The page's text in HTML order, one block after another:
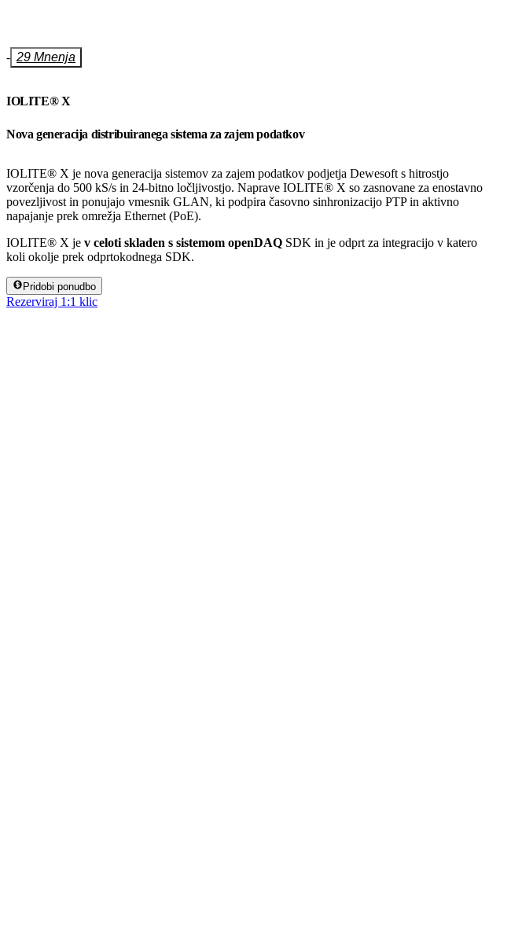
- 29 Mnenja
IOLITE® X
Nova generacija distribuiranega sistema za zajem podatkov
IOLITE® X je nova generacija sistemov za zajem podatkov podjetja Dewesoft s hitrostjo
vzorčenja do 500 kS/s in 24-bitno ločljivostjo. Naprave IOLITE® X so zasnovane za enostavno
povezljivost in ponujajo vmesnik GLAN, ki podpira časovno sinhronizacijo PTP in aktivno
napajanje prek omrežja Ethernet (PoE).
IOLITE® X jev celoti skladen s sistemom openDAQ SDK in je odprt za integracijo v katero
koli okolje prek odprtokodnega SDK.
Pridobi ponudbo
Rezerviraj 1:1 klic